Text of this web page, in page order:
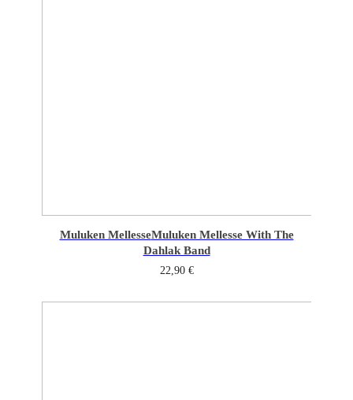
Muluken MellesseMuluken Mellesse With The
Dahlak Band
22,90 €